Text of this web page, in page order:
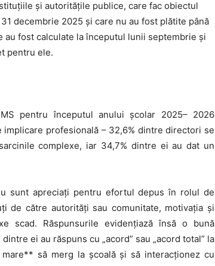
și autoritățile publice, care fac obiectul
decembrie 2025 și care nu au fost plătite până
au fost calculate la începutul lunii septembrie și
pentru ele.
pentru începutul anului școlar 2025– 2026
profesională – 32,6% dintre directori se
complexe, iar 34,7% dintre ei au dat un
sunt apreciați pentru efortul depus în rolul de
de către autorități sau comunitate, motivația și
scad. Răspunsurile evidențiază însă o bună
ei au răspuns cu „acord” sau „acord total” la
să merg la școală și să interacționez cu